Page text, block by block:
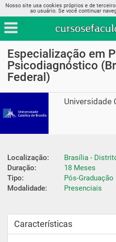
Nosso site usa cookies próprios e de
ao usuário. Se você continuar
Especialização em
Psicodiagnóstico
Federal)
Universidade
Localização:
Brasília -
Duração:
18 Meses
Tipo:
Pós-Graduação
Modalidade:
Presenciais
Características